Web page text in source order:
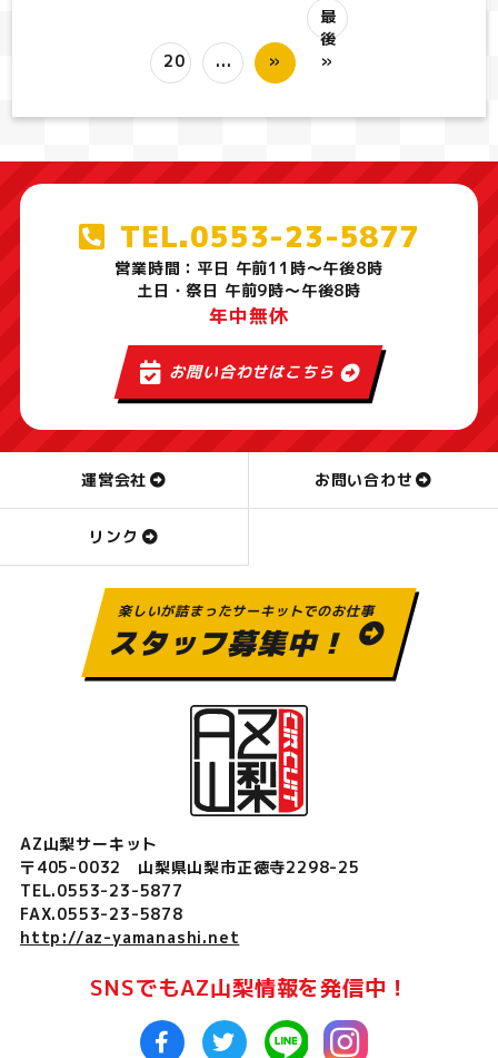
20 ... »
最
後
»
TEL.0553-23-5877
営業時間：平日 午前11時～午後8時
土日・祭日 午前9時～午後8時
年中無休
お問い合わせはこちら
運営会社 お問い合わせ
リンク
楽しいが詰まったサーキットでのお仕事
スタッフ募集中！
AZ山梨サーキット
〒405-0032 山梨県山梨市正徳寺2298-25
TEL.0553-23-5877
FAX.0553-23-5878
http://az-yamanashi.net
SNSでもAZ山梨情報を発信中！